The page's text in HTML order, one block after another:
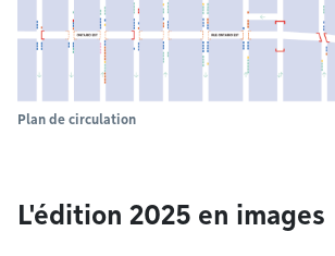
Plan de circulation
L'édition 2025 en images